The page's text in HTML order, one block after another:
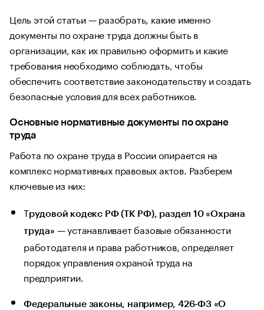
Цель этой статьи — разобрать, какие именно
документы по охране труда должны быть в
организации, как их правильно оформить и какие
требования необходимо соблюдать, чтобы
обеспечить соответствие законодательству и создать
безопасные условия для всех работников.
Основные нормативные документы по охране
труда
Работа по охране труда в России опирается на
комплекс нормативных правовых актов. Разберем
ключевые из них:
Трудовой кодекс РФ (ТК РФ), раздел 10 «Охрана
труда» — устанавливает базовые обязанности
работодателя и права работников, определяет
порядок управления охраной труда на
предприятии.
Федеральные законы, например, 426‑ФЗ «О